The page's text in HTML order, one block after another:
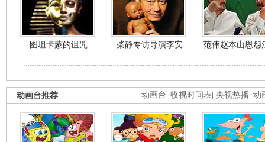
图坦卡蒙的诅咒 柴静专访导演李安 范伟赵本山恩怨
动画台 收视时间表 央视热播 动
动画台推荐